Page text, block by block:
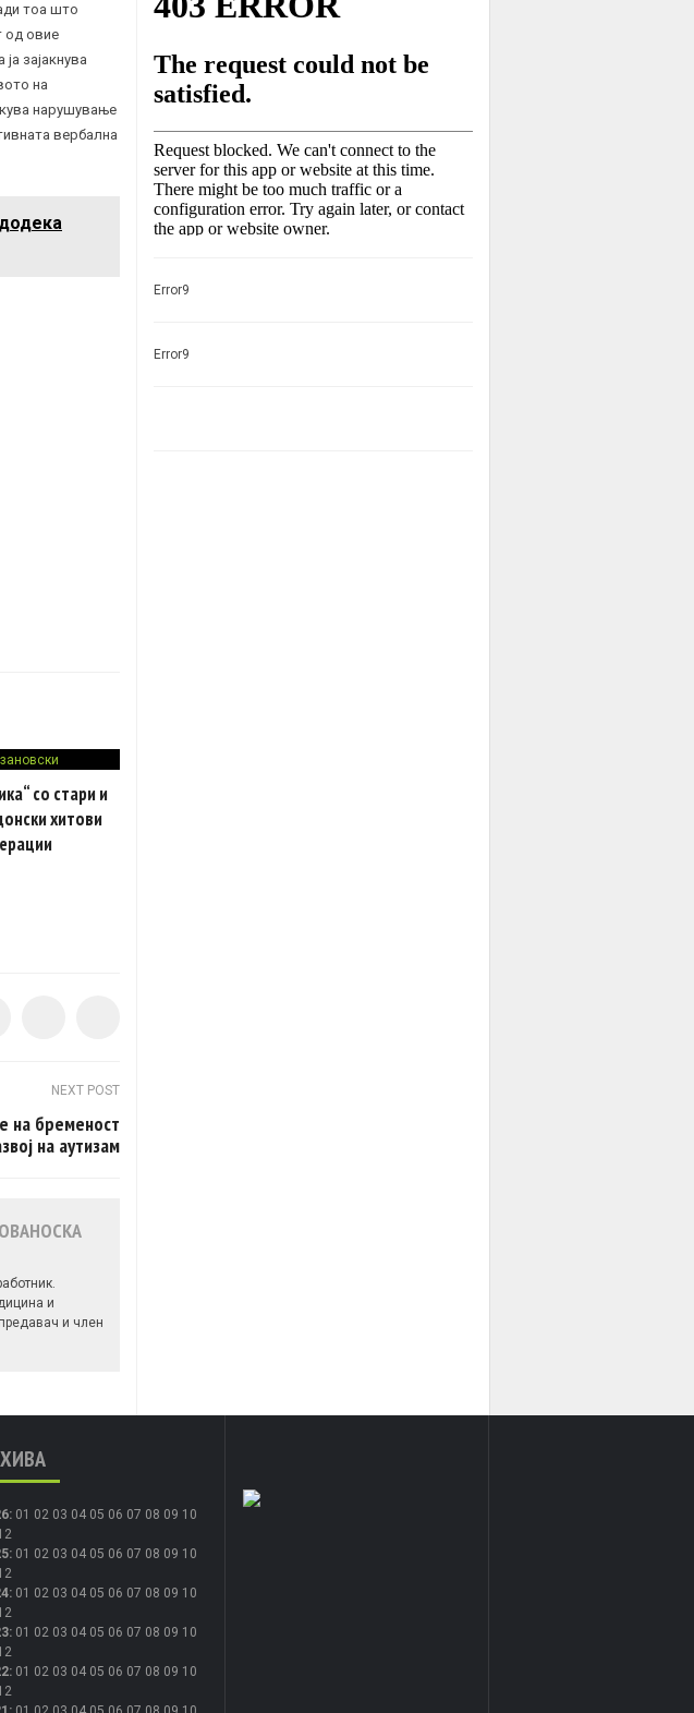
тоа што
од овие
зајакнува
на
нарушување
вербална
со стари и
хитови
NEXT POST
на бременост
на аутизам
и
и член
Error9
Error9
: 01 02 03 04 05 06 07 08 09 10
: 01 02 03 04 05 06 07 08 09 10
: 01 02 03 04 05 06 07 08 09 10
: 01 02 03 04 05 06 07 08 09 10
: 01 02 03 04 05 06 07 08 09 10